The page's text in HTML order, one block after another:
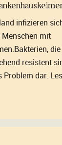
infizieren
mit
die
resistent
Problem dar.